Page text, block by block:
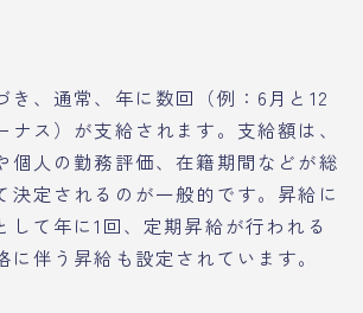
き、通常、年に数回（例：6月と12
ナス）が支給されます。支給額は、
個人の勤務評価、在籍期間などが総
決定されるのが一般的です。昇給に
して年に1回、定期昇給が行われる
に伴う昇給も設定されています。